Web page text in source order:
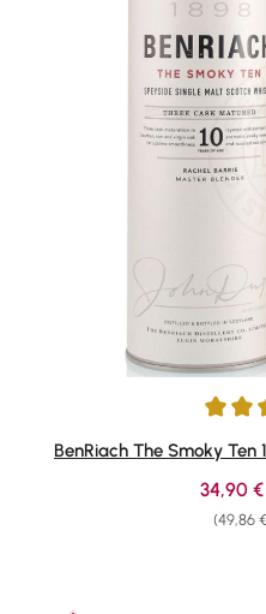
Durchschnittliche
BenRiach The Smoky Ten
(49,86
34,90 €